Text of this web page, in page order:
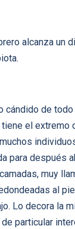
alcanza
cándido de
el
para
muy
al
Lo decora la
particular